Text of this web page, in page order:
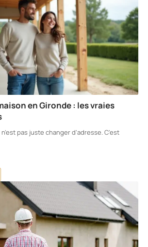
en Gironde : les vraies
pas juste changer d'adresse. C'est